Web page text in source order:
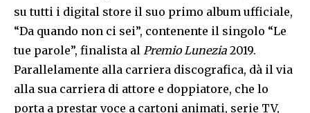
su tutti i digital store il suo primo album ufficiale,
“Da quando non ci sei”, contenente il singolo “Le
tue parole”, finalista al Premio Lunezia 2019.
Parallelamente alla carriera discografica, dà il via
alla sua carriera di attore e doppiatore, che lo
porta a prestar voce a cartoni animati, serie TV,